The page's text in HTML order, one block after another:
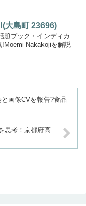
大島町 23696)
題ブック・インディカ
Nakakojiを解説
画像CVを報告?食品
思考！京都府高